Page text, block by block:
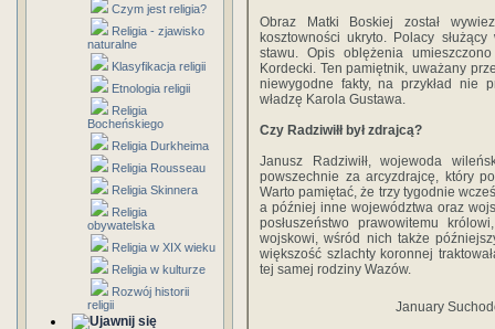
Czym jest religia?
Religia - zjawisko
naturalne
Klasyfikacja religii
Etnologia religii
Religia
Bocheńskiego
Religia Durkheima
Religia Rousseau
Religia Skinnera
Religia
obywatelska
Religia w XIX wieku
Religia w kulturze
Rozwój historii
religii
Obraz Matki Boskiej został
kosztowności ukryto. Polacy
stawu. Opis oblężenia
Kordecki. Ten pamiętnik, uważany
niewygodne fakty, na przykład nie
władzę Karola Gustawa.
Czy Radziwiłł był zdrajcą?
Janusz Radziwiłł, wojewoda
powszechnie za arcyzdrajcę, który
Warto pamiętać, że trzy tygodnie
a później inne województwa oraz
posłuszeństwo prawowitemu
wojskowi, wśród nich także
większość szlachty koronnej
tej samej rodziny Wazów.
January